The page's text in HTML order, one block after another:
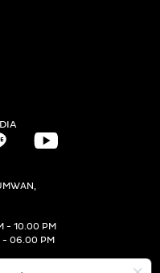
- 10.00 PM
- 06.00 PM